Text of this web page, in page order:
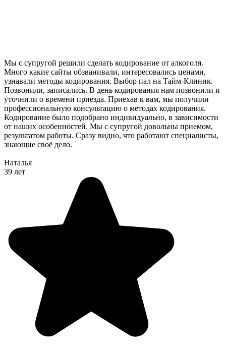
Мы с супругой решили сделать кодирование от алкоголя.
Много какие сайты обзванивали, интересовались ценами,
узнавали методы кодирования. Выбор пал на Тайм-Клиник.
Позвонили, записались. В день кодирования нам позвонили и
уточнили о времени приезда. Приехав к вам, мы получили
профессиональную консультацию о методах кодирования.
Кодирование было подобрано индивидуально, в зависимости
от наших особенностей. Мы с супругой довольны приемом,
результатом работы. Сразу видно, что работают специалисты,
знающие своё дело.
Наталья
39 лет